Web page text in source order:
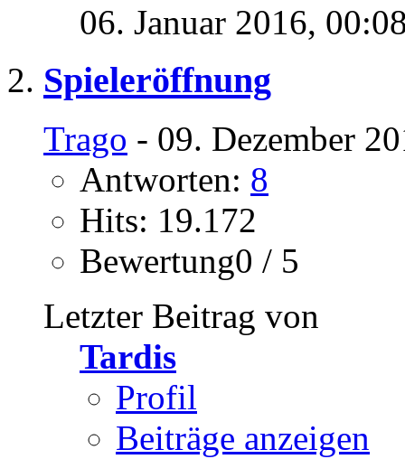
06. Januar 2016,
Spieleröffnung
Trago - 09. Dezember
Antworten: 8
Hits: 19.172
Bewertung0 / 5
Letzter Beitrag von
Tardis
Profil
Beiträge anzeigen